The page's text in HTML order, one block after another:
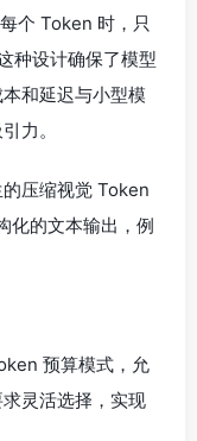
个 Token 时，只
种设计确保了模型
和延迟与小型模
力。
压缩视觉 Token
化的文本输出，例
预算模式，允
灵活选择，实现